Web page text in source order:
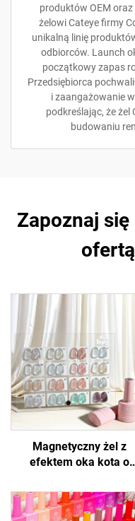
produktów OEM
żelowi Cateye firmy
unikalną linię
odbiorców. Launch
początkowy zapas
Przedsiębiorca
i zaangażowanie
podkreślając, że żel
budowaniu
Zapoznaj
Magnetyczny żel z
efektem oka kota o